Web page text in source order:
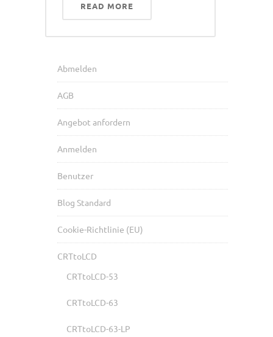
READ MORE
Abmelden
AGB
Angebot anfordern
Anmelden
Benutzer
Blog Standard
Cookie-Richtlinie (EU)
CRTtoLCD
CRTtoLCD-53
CRTtoLCD-63
CRTtoLCD-63-LP